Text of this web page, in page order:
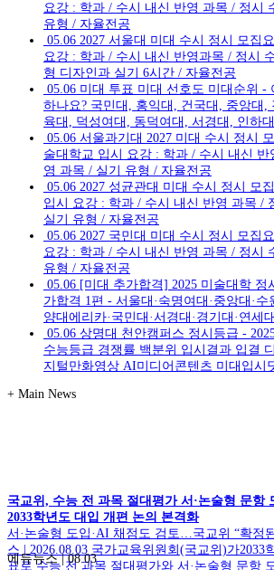
요강 : 학과 / 수시 내신 반영 과목 / 정시
유형 / 자율전공
05.06 2027 서울대 미대 수시 정시 모집
요강 : 학과 / 수시 내신 반영과목 / 정시
형 디자인과 실기 6시간 / 자율전공
05.06 미대 투표 미대 선호도 미대순위 -
하나요? 국민대, 홍익대, 건국대, 중앙대,
육대, 덕성여대, 동덕여대, 서경대, 인하
05.06 서울과기대 2027 미대 수시 정시
술대학교 입시 요강 : 학과 / 수시 내신
영 과목 / 실기 유형 / 자율전공
05.06 2027 성균관대 미대 수시 정시 모
입시 요강 : 학과 / 수시 내신 반영 과목 /
실기 유형 / 자율전공
05.06 2027 국민대 미대 수시 정시 모집
요강 : 학과 / 수시 내신 반영 과목 / 정시
유형 / 자율전공
05.06 [미대 추가합격] 2025 미술대학 정
가합격 1편 - 서울대·숙명여대·중앙대·수
양대에리카·국민대·서경대·경기대·연세
05.06 상명대 천안캠퍼스 정시등급 -
수능등급 경쟁률 백분위 입시결과 입결
지털만화영상 AI미디어콘텐츠 미대입시
+ Main News
국교위, 수능 전 과목 절대평가 서·논술형 문항
2033학년도 대입 개편 논의 본격화
서·논술형 도입·AI 채점도 검토…국교위 “확정
스 | 2026.08.03 국가교육위원회(국교위)가2033
표로 수능 전 과목 절대평가와 서·논술형 문항
에듀뉴스| 08.03